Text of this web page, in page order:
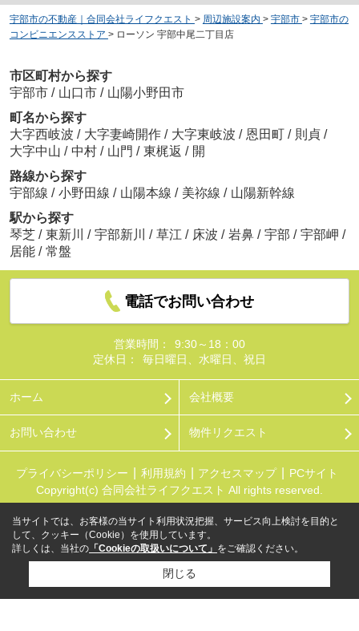
宇部市の不動産｜合同会社ライフクエスト > 周辺施設案内 > 宇部市 > 宇部市の
コンビニエンスストア > ローソン 宇部中尾二丁目店
市区町村から探す
宇部市 / 山口市 / 山陽小野田市
町名から探す
大字西岐波 / 大字妻崎開作 / 大字東岐波 / 恩田町 / 則貞 /
大字中山 / 中村 / 山門 / 東梶返 / 開
路線から探す
宇部線 / 小野田線 / 山陽本線 / 美祢線 / 山陽新幹線
駅から探す
琴芝 / 東新川 / 宇部新川 / 草江 / 床波 / 岩鼻 / 宇部 / 宇部岬 /
居能 / 常盤
電話でお問い合わせ
営業時間：
9:30～18：00
定休日：
毎日曜日、水曜日、祝日
ホーム 会社概要
お問い合わせ 物件リクエスト
プライバシーポリシー 利用規約 アクセスマップ
PCサイト
Copyright(c) 合同会社ライフクエスト All rights reserved.
当サイトでは、お客様の当サイト利用状況把握、サービス向上検討を目的と
して、クッキー（Cookie）を使用しています。
詳しくは、当社の 「Cookieの取扱いについて」 をご確認ください。
閉じる